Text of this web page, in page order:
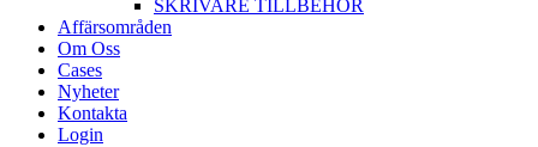
SKRIVARE TILLBEHÖR
Affärsområden
Om Oss
Cases
Nyheter
Kontakta
Login